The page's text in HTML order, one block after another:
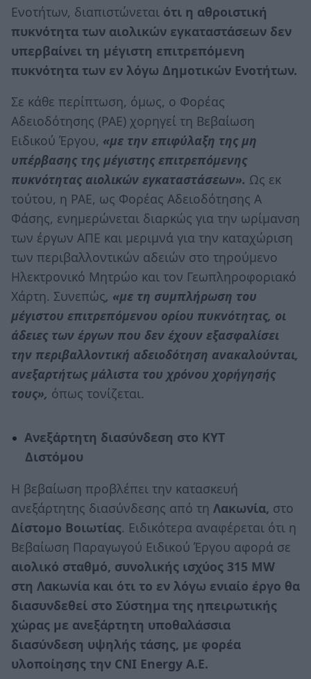
Ενοτήτων, διαπιστώνεται ότι η αθροιστική
πυκνότητα των αιολικών εγκαταστάσεων δεν
υπερβαίνει τη μέγιστη επιτρεπόμενη
πυκνότητα των εν λόγω Δημοτικών Ενοτήτων.
Σε κάθε περίπτωση, όμως, ο Φορέας
Αδειοδότησης (ΡΑΕ) χορηγεί τη Βεβαίωση
Ειδικού Έργου, «με την επιφύλαξη της μη
υπέρβασης της μέγιστης επιτρεπόμενης
πυκνότητας αιολικών εγκαταστάσεων». Ως εκ
τούτου, η ΡΑΕ, ως Φορέας Αδειοδότησης Α
Φάσης, ενημερώνεται διαρκώς για την ωρίμανση
των έργων ΑΠΕ και μεριμνά για την καταχώριση
των περιβαλλοντικών αδειών στο τηρούμενο
Ηλεκτρονικό Μητρώο και τον Γεωπληροφοριακό
Χάρτη. Συνεπώς, «με τη συμπλήρωση του
μέγιστου επιτρεπόμενου ορίου πυκνότητας, οι
άδειες των έργων που δεν έχουν εξασφαλίσει
την περιβαλλοντική αδειοδότηση ανακαλούνται,
ανεξαρτήτως μάλιστα του χρόνου χορήγησής
τους», όπως τονίζεται.
Ανεξάρτητη διασύνδεση στο ΚΥΤ
Διστόμου
Η βεβαίωση προβλέπει την κατασκευή
ανεξάρτητης διασύνδεσης από τη Λακωνία, στο
Δίστομο Βοιωτίας. Ειδικότερα αναφέρεται ότι η
Βεβαίωση Παραγωγού Ειδικού Έργου αφορά σε
αιολικό σταθμό, συνολικής ισχύος 315 MW
στη Λακωνία και ότι το εν λόγω ενιαίο έργο θα
διασυνδεθεί στο Σύστημα της ηπειρωτικής
χώρας με ανεξάρτητη υποθαλάσσια
διασύνδεση υψηλής τάσης, με φορέα
υλοποίησης την CNI Energy Α.Ε.